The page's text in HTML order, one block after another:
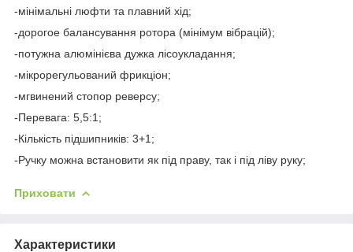
-мінімальні люфти та плавний хід;
-дорогое балансування ротора (мінімум вібрацій);
-потужна алюмінієва дужка лісоукладання;
-мікрорегульований фрикціон;
-мгвинений стопор реверсу;
-Перевага: 5,5:1;
-Кількість підшипників: 3+1;
-Ручку можна встановити як під праву, так і під ліву руку;
Приховати
Характеристики